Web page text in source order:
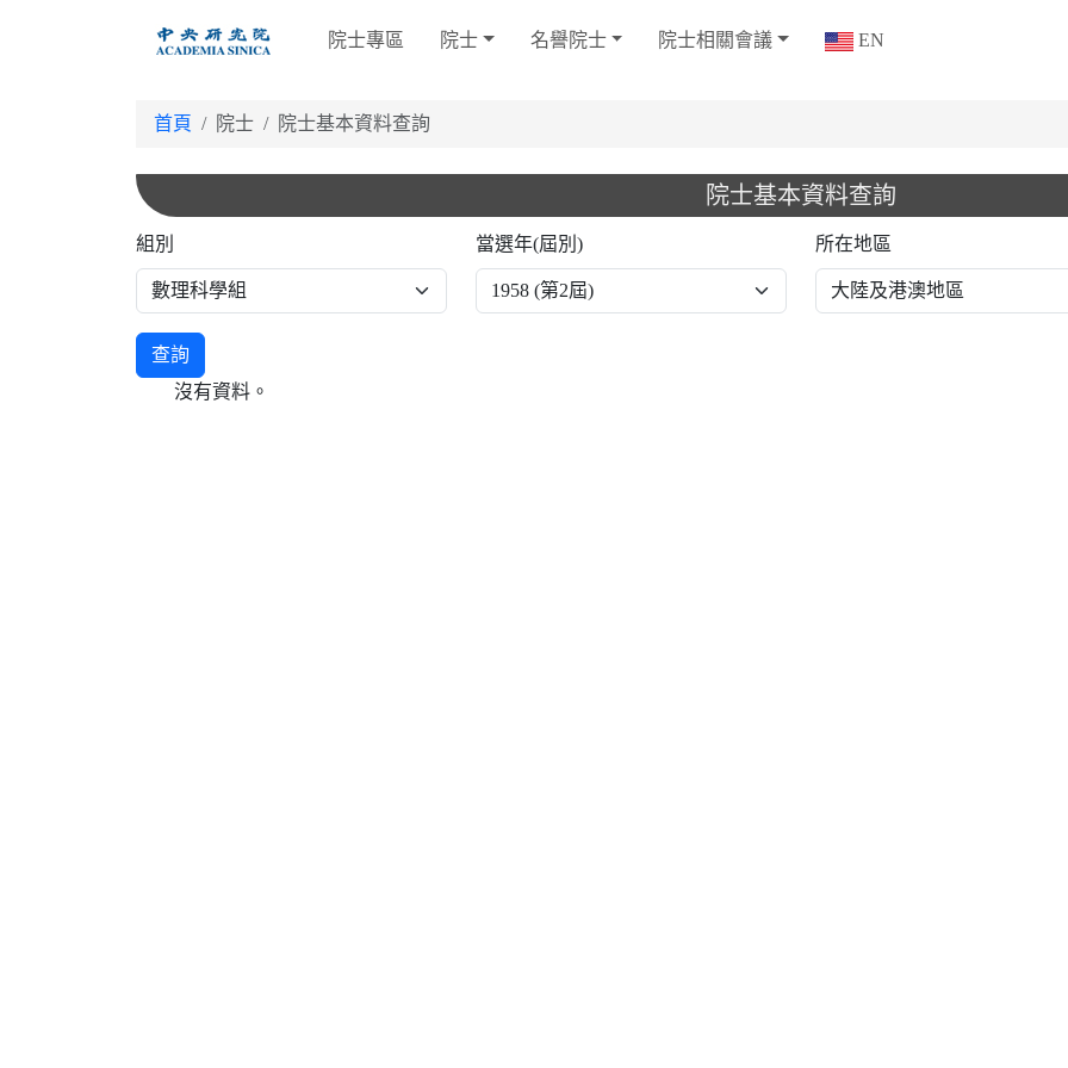
院士專區 院士 名譽院士 院士相關會議 EN
首頁 院士 院士基本資料查詢
院士基本資料查詢
組別 當選年(屆別) 所在地區
查詢
沒有資料。